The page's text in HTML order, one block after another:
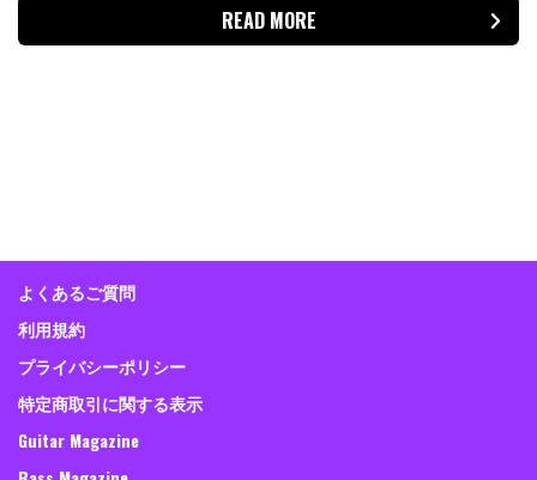
READ MORE
よくあるご質問
利用規約
プライバシーポリシー
特定商取引に関する表示
Guitar Magazine